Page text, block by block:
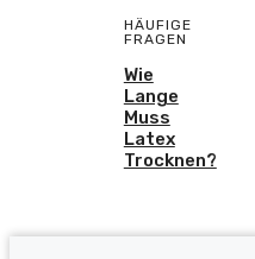
HÄUFIGE
FRAGEN
Wie
Lange
Muss
Latex
Trocknen?